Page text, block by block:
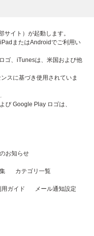
サイト）が起動します。
またはAndroidでご利用い
ゴ、iTunesは、米国および他
スに基づき使用されていま
び Google Play ロゴは、
お知らせ
カテゴリ一覧
ガイド メール通知設定